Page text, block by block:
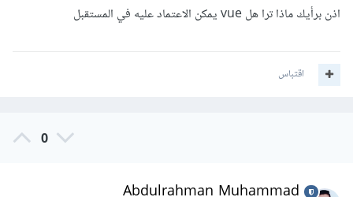
اذن برأيك ماذا ترا هل vue يمكن الاعتماد عليه في المستقبل
اقتباس
0
Abdulrahman Muhammad